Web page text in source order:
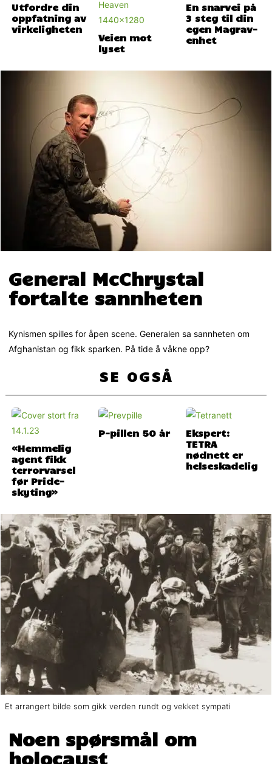
Utfordre din
oppfatning av
virkeligheten
Veien mot
lyset
En snarvei på
3 steg til din
egen Magrav-
enhet
General McChrystal
fortalte sannheten
Kynismen spilles for åpen scene. Generalen sa sannheten om
Afghanistan og fikk sparken. På tide å våkne opp?
SE OGSÅ
«Hemmelig
agent fikk
terrorvarsel
før Pride-
skyting»
P-pillen 50 år
Ekspert:
TETRA
nødnett er
helseskadelig
Et arrangert bilde som gikk verden rundt og vekket sympati
Noen spørsmål om
holocaust